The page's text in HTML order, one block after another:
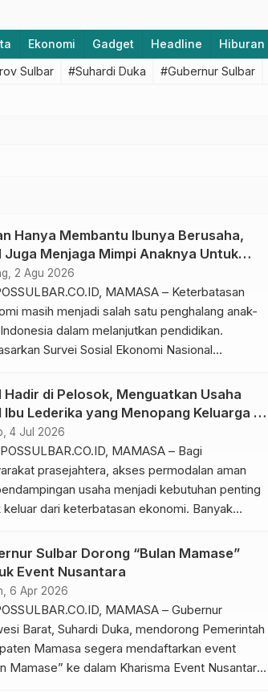
Ekonomi Gadget Headline Hiburan
Sulbar #Suhardi Duka #Gubernur Sulbar
Hanya Membantu Ibunya Berusaha,
Juga Menjaga Mimpi Anaknya Untuk
Cita-Cita
2 Agu 2026
MAMASA – Keterbatasan
masih menjadi salah satu penghalang anak-
dalam melanjutkan pendidikan.
Survei Sosial Ekonomi Nasional
tahun yang tidak bersekolah. Sebanyak
persen di antaranya menyatakan ketiadaan
sebagai alasan tidak melanjutkan pendidikan.
tersebut menunjukkan bahwa menjaga anak
bersekolah tidak […]
Hadir di Pelosok, Menguatkan Usaha
Ibu Lederika yang Menopang Keluarga di
4 Jul 2026
MAMASA – Bagi
prasejahtera, akses permodalan aman
usaha menjadi kebutuhan penting
keluar dari keterbatasan ekonomi. Banyak
semangat dan kemauan kuat untuk
namun sering terkendala modal,
usaha, serta akses layanan keuangan
Di tengah tantangan tersebut, PT
Nasional Madani (PNM) […]
Sulbar Dorong “Bulan Mamase”
Event Nusantara
6 Apr 2026
MAMASA – Gubernur
Barat, Suhardi Duka, mendorong Pemerintah
Mamasa segera mendaftarkan event
Mamase” ke dalam Kharisma Event Nusantara